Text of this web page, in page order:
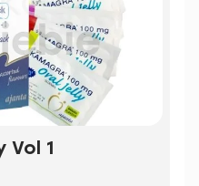
Vol 1